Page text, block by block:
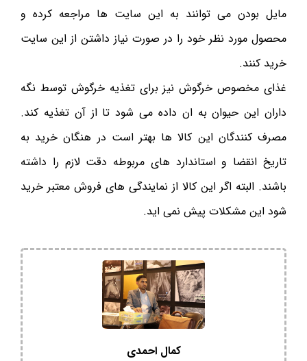
مایل بودن می توانند به این سایت ها مراجعه کرده و
محصول مورد نظر خود را در صورت نیاز داشتن از این سایت
خرید کنند.
غذای مخصوص خرگوش نیز برای تغذیه خرگوش توسط نگه
داران این حیوان به ان داده می شود تا از آن تغذیه کند.
مصرف کنندگان این کالا ها بهتر است در هنگان خرید به
تاریخ انقضا و استاندارد های مربوطه دقت لازم را داشته
باشند. البته اگر این کالا از نمایندگی های فروش معتبر خرید
شود این مشکلات پیش نمی اید.
کمال احمدی